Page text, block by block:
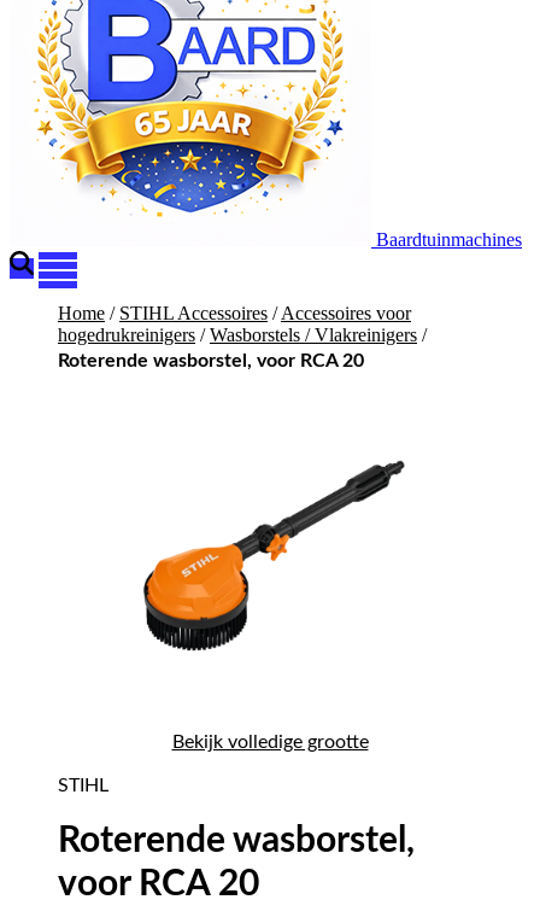
Baardtuinmachines
Home / STIHL Accessoires /Accessoires voor
hogedrukreinigers /Wasborstels / Vlakreinigers /
Roterende wasborstel, voor RCA 20
Bekijk volledige grootte
STIHL
Roterende wasborstel,
voor RCA 20